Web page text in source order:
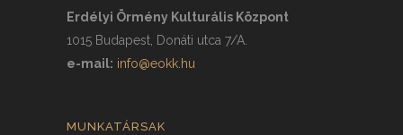
Erdélyi Örmény Kulturális Központ
1015 Budapest, Donáti utca 7/A.
e-mail: info@eokk.hu
MUNKATÁRSAK